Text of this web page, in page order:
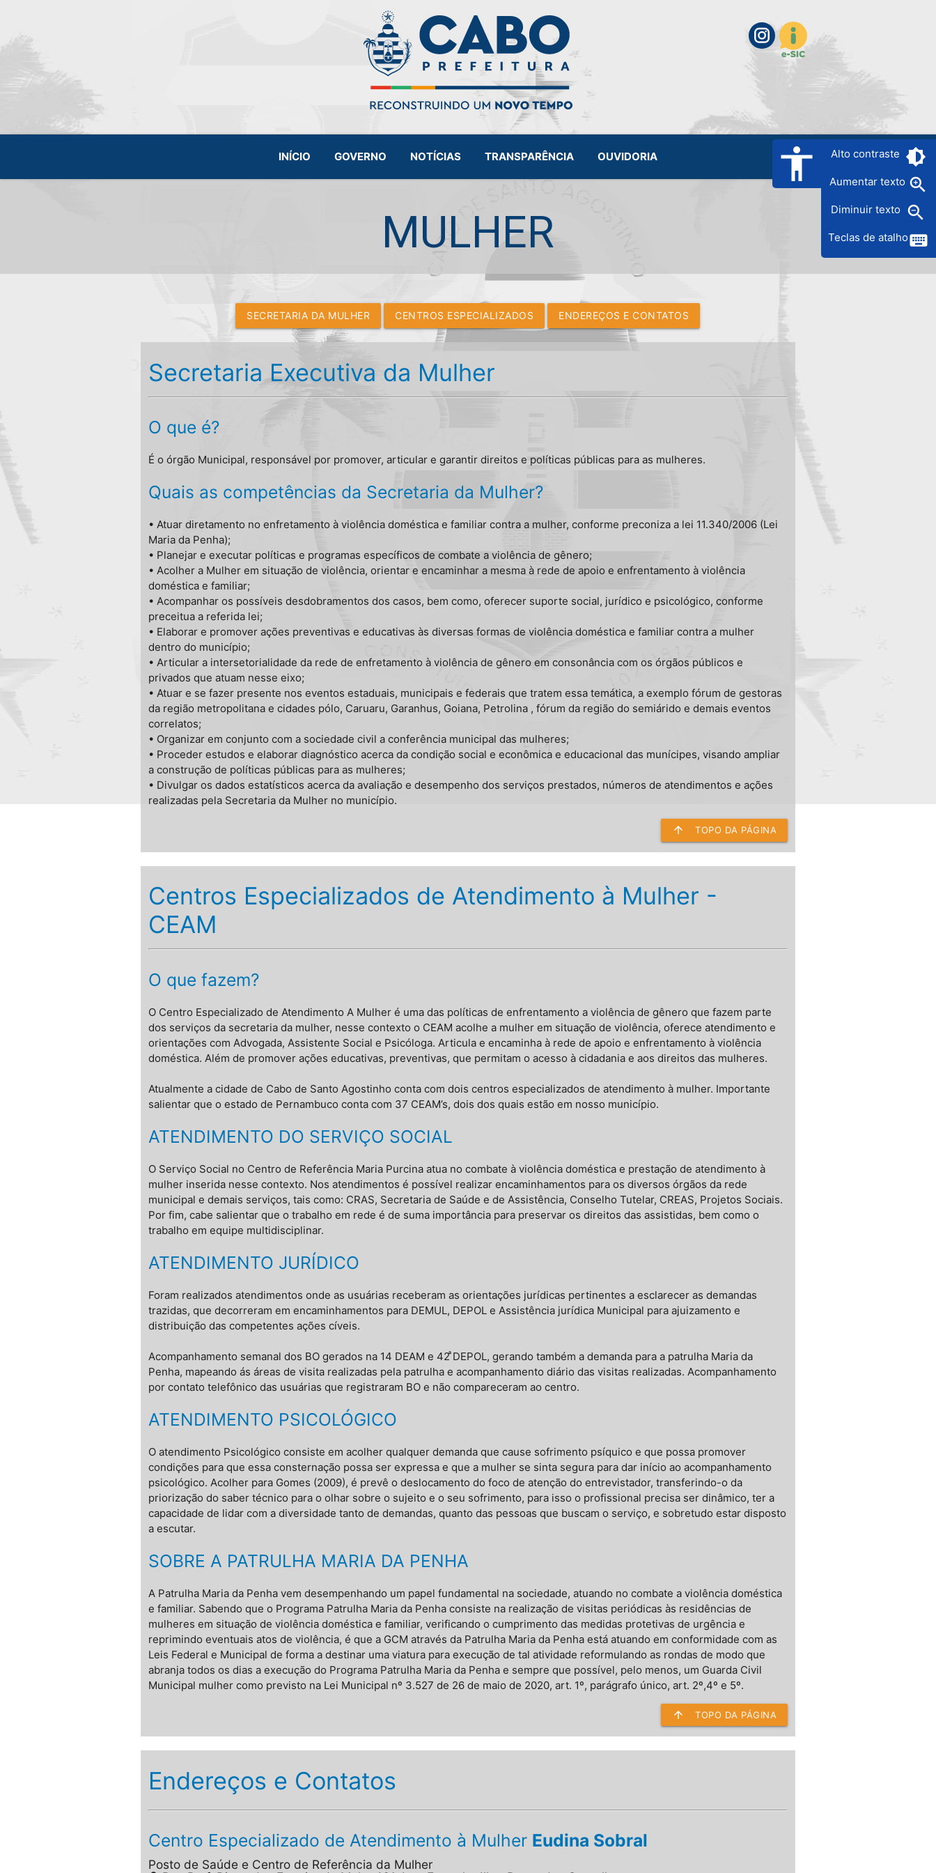
accessibility Alto contraste brightness_6
Aumentar texto zoom_in
Diminuir texto zoom_out
Teclas de atalhokeyboard
INÍCIO GOVERNO NOTÍCIAS TRANSPARÊNCIA OUVIDORIA
MULHER
SECRETARIA DA MULHER CENTROS ESPECIALIZADOS ENDEREÇOS E CONTATOS
Secretaria Executiva da Mulher
O que é?
É o órgão Municipal, responsável por promover, articular e garantir direitos e políticas públicas para as mulheres.
Quais as competências da Secretaria da Mulher?
• Atuar diretamento no enfretamento à violência doméstica e familiar contra a mulher, conforme preconiza a lei 11.340/2006 (Lei
Maria da Penha);
• Planejar e executar políticas e programas específicos de combate a violência de gênero;
• Acolher a Mulher em situação de violência, orientar e encaminhar a mesma à rede de apoio e enfrentamento à violência
doméstica e familiar;
• Acompanhar os possíveis desdobramentos dos casos, bem como, oferecer suporte social, jurídico e psicológico, conforme
preceitua a referida lei;
• Elaborar e promover ações preventivas e educativas às diversas formas de violência doméstica e familiar contra a mulher
dentro do município;
• Articular a intersetorialidade da rede de enfretamento à violência de gênero em consonância com os órgãos públicos e
privados que atuam nesse eixo;
• Atuar e se fazer presente nos eventos estaduais, municipais e federais que tratem essa temática, a exemplo fórum de gestoras
da região metropolitana e cidades pólo, Caruaru, Garanhus, Goiana, Petrolina , fórum da região do semiárido e demais eventos
correlatos;
• Organizar em conjunto com a sociedade civil a conferência municipal das mulheres;
• Proceder estudos e elaborar diagnóstico acerca da condição social e econômica e educacional das munícipes, visando ampliar
a construção de políticas públicas para as mulheres;
• Divulgar os dados estatísticos acerca da avaliação e desempenho dos serviços prestados, números de atendimentos e ações
realizadas pela Secretaria da Mulher no município.
arrow_upward TOPO DA PÁGINA
Centros Especializados de Atendimento à Mulher -
CEAM
O que fazem?
O Centro Especializado de Atendimento A Mulher é uma das políticas de enfrentamento a violência de gênero que fazem parte
dos serviços da secretaria da mulher, nesse contexto o CEAM acolhe a mulher em situação de violência, oferece atendimento e
orientações com Advogada, Assistente Social e Psicóloga. Articula e encaminha à rede de apoio e enfrentamento à violência
doméstica. Além de promover ações educativas, preventivas, que permitam o acesso à cidadania e aos direitos das mulheres.
Atualmente a cidade de Cabo de Santo Agostinho conta com dois centros especializados de atendimento à mulher. Importante
salientar que o estado de Pernambuco conta com 37 CEAM’s, dois dos quais estão em nosso município.
ATENDIMENTO DO SERVIÇO SOCIAL
O Serviço Social no Centro de Referência Maria Purcina atua no combate à violência doméstica e prestação de atendimento à
mulher inserida nesse contexto. Nos atendimentos é possível realizar encaminhamentos para os diversos órgãos da rede
municipal e demais serviços, tais como: CRAS, Secretaria de Saúde e de Assistência, Conselho Tutelar, CREAS, Projetos Sociais.
Por fim, cabe salientar que o trabalho em rede é de suma importância para preservar os direitos das assistidas, bem como o
trabalho em equipe multidisciplinar.
ATENDIMENTO JURÍDICO
Foram realizados atendimentos onde as usuárias receberam as orientações jurídicas pertinentes a esclarecer as demandas
trazidas, que decorreram em encaminhamentos para DEMUL, DEPOL e Assistência jurídica Municipal para ajuizamento e
distribuição das competentes ações cíveis.
Acompanhamento semanal dos BO gerados na 14 DEAM e 42 ͣDEPOL, gerando também a demanda para a patrulha Maria da
Penha, mapeando ás áreas de visita realizadas pela patrulha e acompanhamento diário das visitas realizadas. Acompanhamento
por contato telefônico das usuárias que registraram BO e não compareceram ao centro.
ATENDIMENTO PSICOLÓGICO
O atendimento Psicológico consiste em acolher qualquer demanda que cause sofrimento psíquico e que possa promover
condições para que essa consternação possa ser expressa e que a mulher se sinta segura para dar início ao acompanhamento
psicológico. Acolher para Gomes (2009), é prevê o deslocamento do foco de atenção do entrevistador, transferindo-o da
priorização do saber técnico para o olhar sobre o sujeito e o seu sofrimento, para isso o profissional precisa ser dinâmico, ter a
capacidade de lidar com a diversidade tanto de demandas, quanto das pessoas que buscam o serviço, e sobretudo estar disposto
a escutar.
SOBRE A PATRULHA MARIA DA PENHA
A Patrulha Maria da Penha vem desempenhando um papel fundamental na sociedade, atuando no combate a violência doméstica
e familiar. Sabendo que o Programa Patrulha Maria da Penha consiste na realização de visitas periódicas às residências de
mulheres em situação de violência doméstica e familiar, verificando o cumprimento das medidas protetivas de urgência e
reprimindo eventuais atos de violência, é que a GCM através da Patrulha Maria da Penha está atuando em conformidade com as
Leis Federal e Municipal de forma a destinar uma viatura para execução de tal atividade reformulando as rondas de modo que
abranja todos os dias a execução do Programa Patrulha Maria da Penha e sempre que possível, pelo menos, um Guarda Civil
Municipal mulher como previsto na Lei Municipal nº 3.527 de 26 de maio de 2020, art. 1º, parágrafo único, art. 2º,4º e 5º.
arrow_upward TOPO DA PÁGINA
Endereços e Contatos
Centro Especializado de Atendimento à Mulher Eudina Sobral
Posto de Saúde e Centro de Referência da Mulher